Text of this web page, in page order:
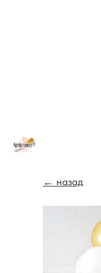
← назад